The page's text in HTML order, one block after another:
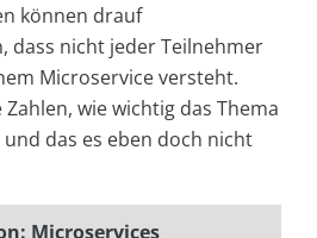
können drauf
dass nicht jeder Teilnehmer
Microservice versteht.
wie wichtig das Thema
das es eben doch nicht
Microservices